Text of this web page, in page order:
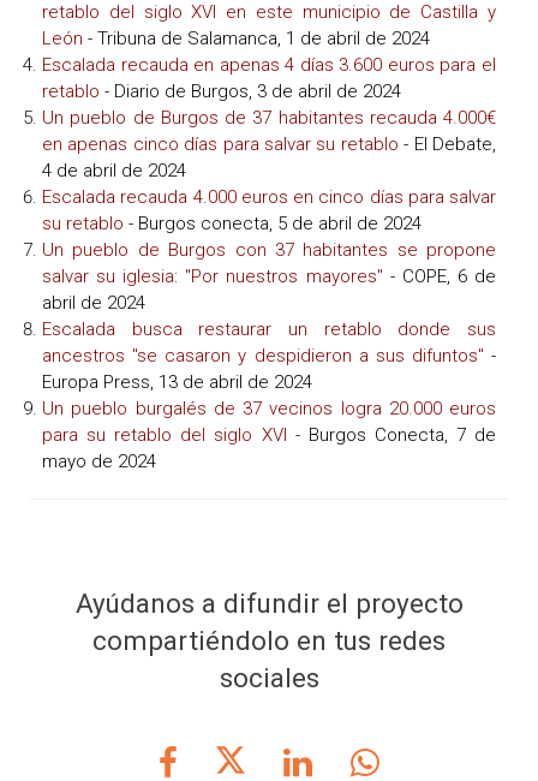
retablo del siglo XVI en este municipio de Castilla y
León - Tribuna de Salamanca, 1 de abril de 2024
Escalada recauda en apenas 4 días 3.600 euros para el
retablo - Diario de Burgos, 3 de abril de 2024
Un pueblo de Burgos de 37 habitantes recauda 4.000€
en apenas cinco días para salvar su retablo - El Debate,
4 de abril de 2024
Escalada recauda 4.000 euros en cinco días para salvar
su retablo - Burgos conecta, 5 de abril de 2024
Un pueblo de Burgos con 37 habitantes se propone
salvar su iglesia: "Por nuestros mayores" - COPE, 6 de
abril de 2024
Escalada busca restaurar un retablo donde sus
ancestros "se casaron y despidieron a sus difuntos" -
Europa Press, 13 de abril de 2024
Un pueblo burgalés de 37 vecinos logra 20.000 euros
para su retablo del siglo XVI - Burgos Conecta, 7 de
mayo de 2024
Ayúdanos a difundir el proyecto
compartiéndolo en tus redes
sociales